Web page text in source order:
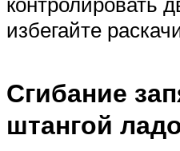
избегайте
Сгибание
штангой